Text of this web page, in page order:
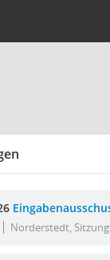
Norderstedt,